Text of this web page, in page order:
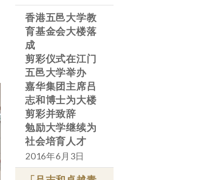
香港五邑大学教
育基金会大楼落
成
剪彩仪式在江门
五邑大学举办
嘉华集团主席吕
志和博士为大楼
剪彩并致辞
勉励大学继续为
社会培育人才
2016年6月3日